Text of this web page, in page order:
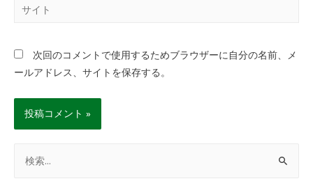
次回のコメントで使用するためブラウザーに自分の名前、メ
ールアドレス、サイトを保存する。